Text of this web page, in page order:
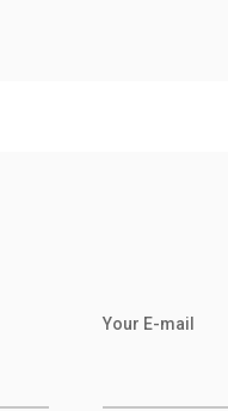
Your E-mail